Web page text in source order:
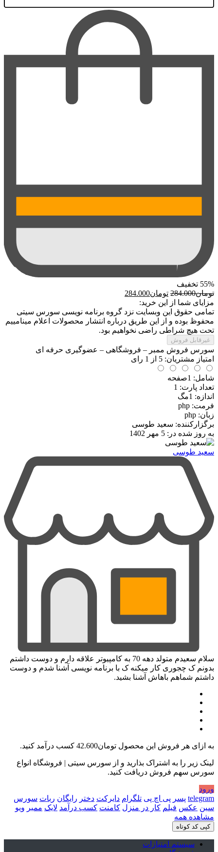
55% تخفیف
تومان284.000 قیمت
اصلی:
تومان284.000
بود.
تومان284.000
تومان284.000.
مزایای شما از این خرید:
تمامی حقوق این وبسایت نزد گروه برنامه نویسی سورس سیتی
محفوظ بوده و از این طریق درباره انتشار محصولات اعلام مینامییم
تحت هیچ شراطی راضی نخواهیم بود.
غیرقابل فروش
سورس فروش ممبر – فروشگاهی – عضوگیری حرفه ای
امتیاز مشتریان: 5 از 1 رای
شامل: 1صفحه
تعداد پارت: 1
اندازه: 1مگ
فرمت:
php
زبان: php
برگزارکننده: سعید طوسی
به روز شده در: 5 مهر 1402
سعید طوسی
سلام سعیدم متولد دهه 70 به کامپیوتر علاقه دارم و دوست داشتم
بدونم ک چجوری کار میکنه ک با برنامه نویسی آشنا شدم و دوست
داشتم شماهم باهاش آشنا بشید.
به ازای هر فروش این محصول تومان42.600 کسب درآمد کنید.
لینک زیر را به اشتراک بذارید و از سورس سیتی | فروشگاه انواع
سورس سهم فروش دریافت کنید.
ورود
telegram پسر پی اچ پی تلگرام دایرکت دختر رایگان ربات سورس
سین عکس فیلم کار در منزل کامنت کسب درآمد لایک ممبر ویو
مشاهده همه
کپی کد کوتاه
سیستم امتیازات